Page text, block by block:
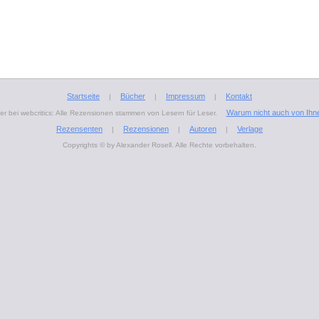
Startseite | Bücher | Impressum | Kontakt
bei webcritics: Alle Rezensionen stammen von Lesern für Leser.
Warum nicht auch von
Rezensenten
| Rezensionen | Autoren | Verlage
Copyrights © by Alexander Rosell. Alle Rechte vorbehalten.